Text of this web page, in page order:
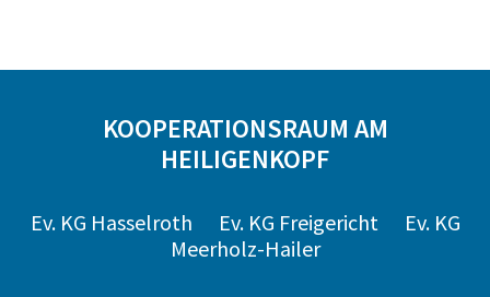
KOOPERATIONSRAUM AM
HEILIGENKOPF
Ev. KG Hasselroth Ev. KG Freigericht
Ev. KG
Meerholz-Hailer